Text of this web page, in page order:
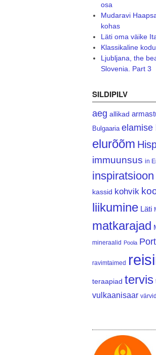
osa
Mudaravi
kohas
Läti oma väike
Klassikaline
Ljubljana, the
Slovenia. Part 3
SILDIPILV
aeg allikad
Bulgaaria elamise
elurõõm
immuunsus in
inspiratsioon
kassid kohvik
liikumine Läti
matkarajad
mineraalid Poola
ravimtaimed
teraapiad tervis
vulkaanisaar värvid